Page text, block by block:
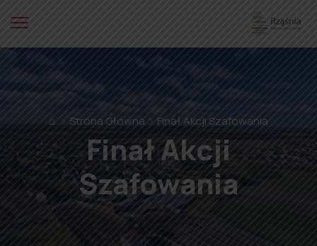
⌂ Strona Główna Finał Akcji Szafowania
Finał Akcji
Szafowania